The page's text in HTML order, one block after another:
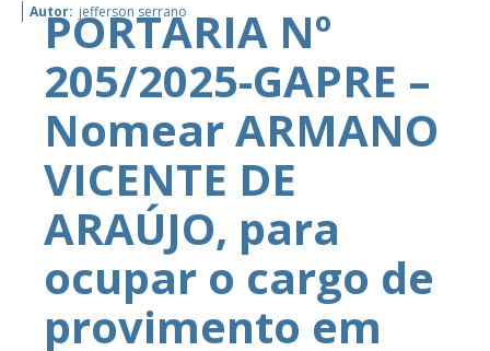
Autor: jefferson serrano
PORTARIA Nº
205/2025-GAPRE –
Nomear ARMANO
VICENTE DE
ARAÚJO, para
ocupar o cargo de
provimento em